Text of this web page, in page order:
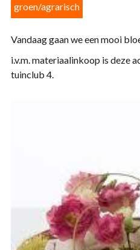
groen/agrarisch
Vandaag gaan we een mooi
i.v.m. materiaalinkoop is deze
tuinclub 4.